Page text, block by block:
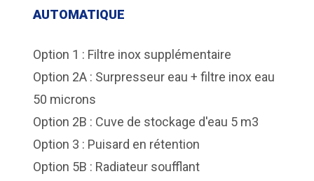
AUTOMATIQUE
Option 1 : Filtre inox supplémentaire
Option 2A : Surpresseur eau + filtre inox eau
50 microns
Option 2B : Cuve de stockage d'eau 5 m3
Option 3 : Puisard en rétention
Option 5B : Radiateur soufflant